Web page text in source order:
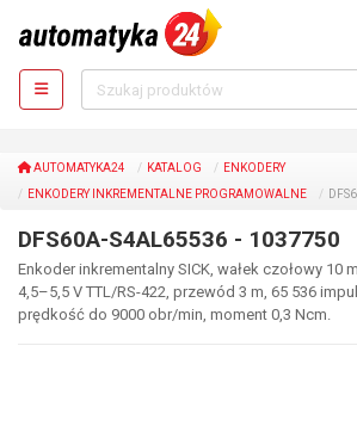
AUTOMATYKA24 KATALOG
ENKODERY
ENKODERY INKREMENTALNE PROGRAMOWALNE
DFS60A-S4AL65536 - 1037750
Enkoder inkrementalny SICK, wałek czołowy 10
4,5–5,5 V TTL/RS-422, przewód 3 m, 65 536
prędkość do 9000 obr/min, moment 0,3 Ncm.